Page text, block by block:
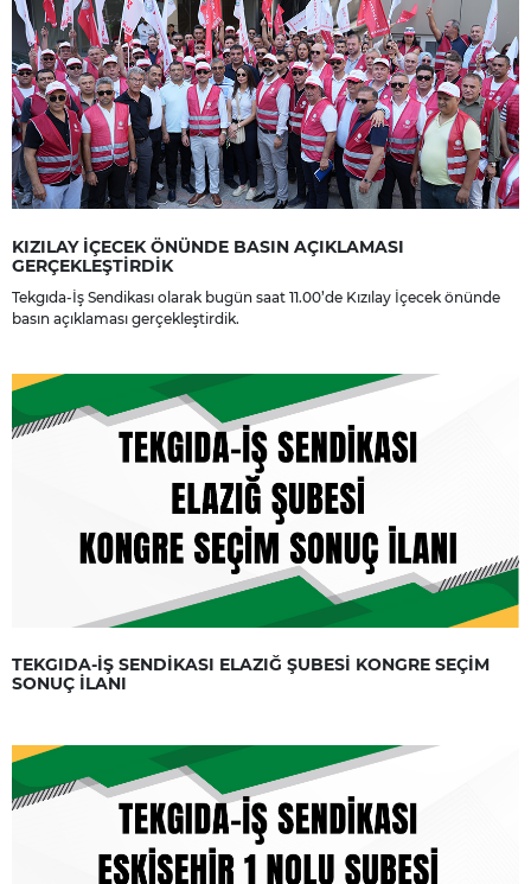
KIZILAY İÇECEK ÖNÜNDE BASIN AÇIKLAMASI
GERÇEKLEŞTİRDİK
Tekgıda-İş Sendikası olarak bugün saat 11.00’de Kızılay İçecek önünde
basın açıklaması gerçekleştirdik.
TEKGIDA-İŞ SENDİKASI ELAZIĞ ŞUBESİ KONGRE SEÇİM
SONUÇ İLANI